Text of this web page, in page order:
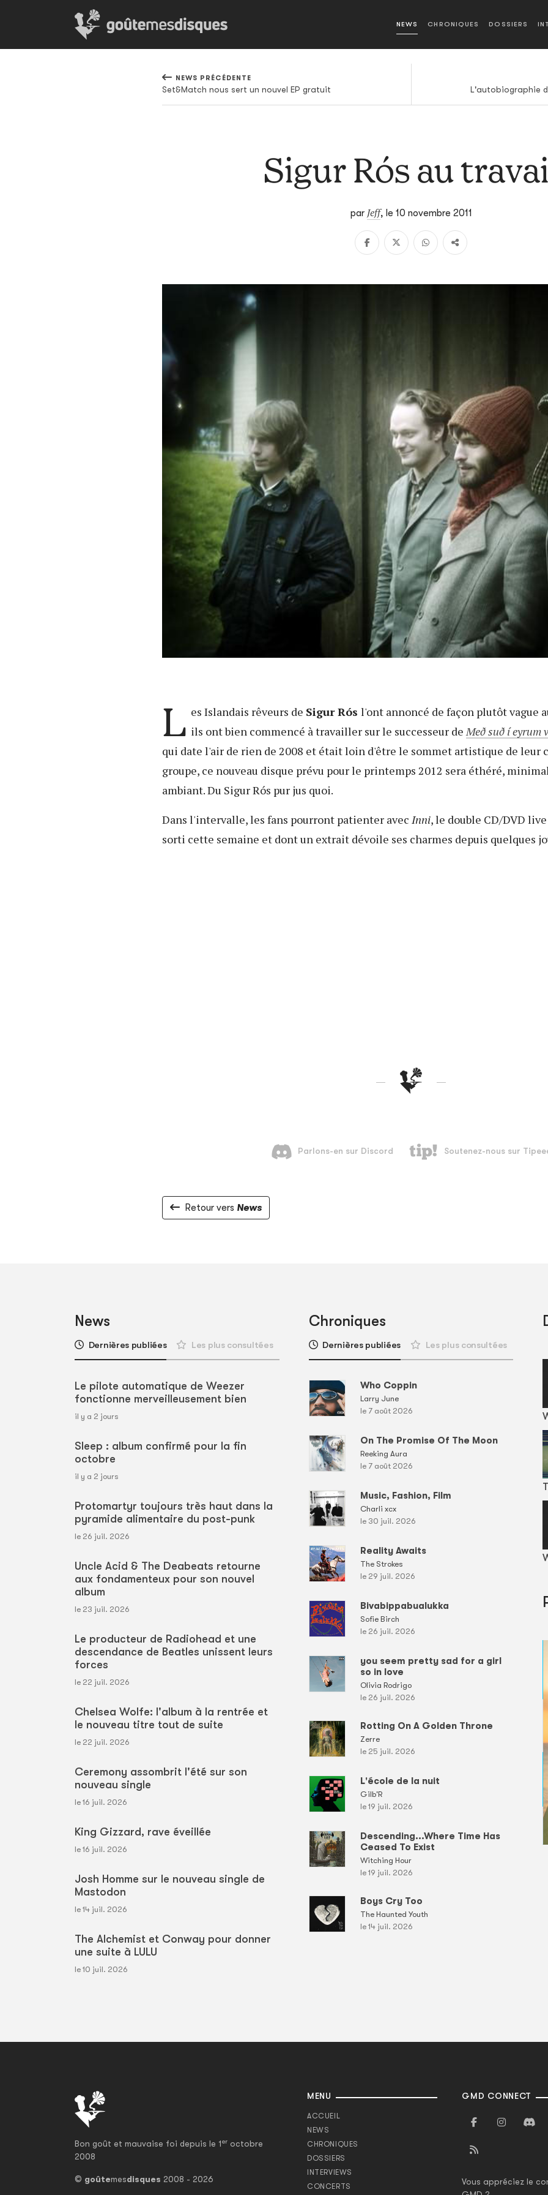
NEWS CHRONIQUES DOSSIERS
NEWS PRÉCÉDENTE
Set&Match nous sert un nouvel EP gratuit L'autobiographie
Sigur Rós au
par Jeff, le 10 novembre 2011
L es Islandais rêveurs de Sigur Rós l'ont annoncé de façon plutôt vague
ils ont bien commencé à travailler sur le successeur deMeð suð í eyrum
qui date l'air de rien de 2008 et était loin d'être le sommet artistique de leur
groupe, ce nouveau disque prévu pour le printemps 2012 sera éthéré,
ambiant. Du Sigur Rós pur jus quoi.
Dans l'intervalle, les fans pourront patienter avec Inni, le double CD/DVD
sorti cette semaine et dont un extrait dévoile ses charmes depuis quelques
Retour vers News
News
Dernières publiées Les plus consultées
Le pilote automatique de Weezer
fonctionne merveilleusement bien
il y a 2 jours
Sleep : album confirmé pour la fin
octobre
il y a 2 jours
Protomartyr toujours très haut dans la
pyramide alimentaire du post-punk
le 26 juil. 2026
Uncle Acid & The Deabeats retourne
aux fondamenteux pour son nouvel
album
le 23 juil. 2026
Le producteur de Radiohead et une
descendance de Beatles unissent leurs
forces
le 22 juil. 2026
Chelsea Wolfe: l'album à la rentrée et
le nouveau titre tout de suite
le 22 juil. 2026
Ceremony assombrit l'été sur son
nouveau single
le 16 juil. 2026
King Gizzard, rave éveillée
le 16 juil. 2026
Josh Homme sur le nouveau single de
Mastodon
le 14 juil. 2026
The Alchemist et Conway pour donner
une suite à LULU
le 10 juil. 2026
Chroniques
Dernières publiées Les plus consultées
Who Coppin
Larry June
le 7 août 2026
On The Promise Of The Moon
Reeking Aura
le 7 août 2026
Music, Fashion, Film
Charli xcx
le 30 juil. 2026
Reality Awaits
The Strokes
le 29 juil. 2026
Bivabippabualukka
Sofie Birch
le 26 juil. 2026
you seem pretty sad for a girl
so in love
Olivia Rodrigo
le 26 juil. 2026
Rotting On A Golden Throne
Zerre
le 25 juil. 2026
L'école de la nuit
Gilb'R
le 19 juil. 2026
Descending...Where Time Has
Ceased To Exist
Witching Hour
le 19 juil. 2026
Boys Cry Too
The Haunted Youth
le 14 juil. 2026
Bon goût et mauvaise foi depuis le 1er octobre
2008
© goûtemesdisques 2008 - 2026
MENU
ACCUEIL
NEWS
CHRONIQUES
DOSSIERS
INTERVIEWS
CONCERTS
GMD CONNECT
Vous appréciez le